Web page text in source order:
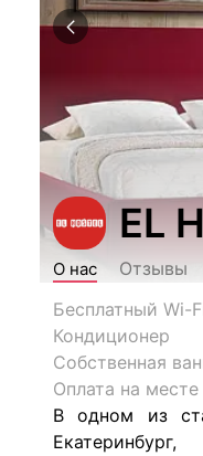
EL
О нас
Отзывы
Бесплатный Wi-
Кондиционер
Собственная
Оплата на месте
В одном из